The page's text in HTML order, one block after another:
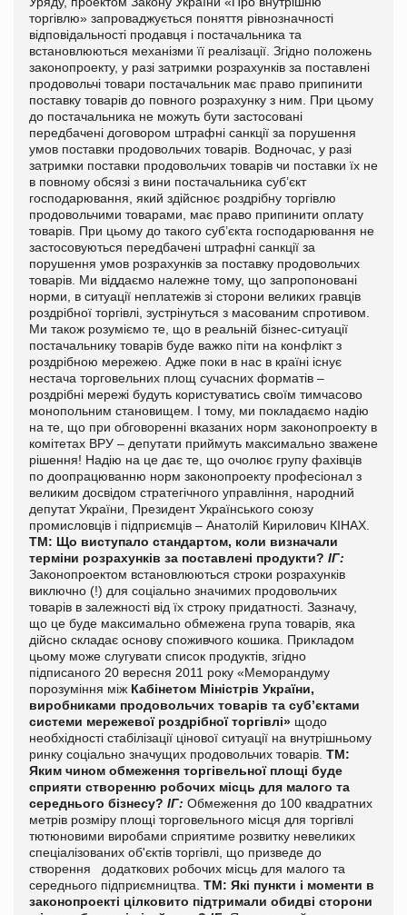
торгівлю» запроваджується поняття рівнозначності
відповідальності продавця і постачальника та
встановлюються механізми її реалізації. Згідно положень
законопроекту, у разі затримки розрахунків за поставлені
продовольчі товари постачальник має право припинити
поставку товарів до повного розрахунку з ним. При цьому
до постачальника не можуть бути застосовані
передбачені договором штрафні санкції за порушення
умов поставки продовольчих товарів. Водночас, у разі
затримки поставки продовольчих товарів чи поставки їх не
в повному обсязі з вини постачальника суб’єкт
господарювання, який здійснює роздрібну торгівлю
продовольчими товарами, має право припинити оплату
товарів. При цьому до такого суб’єкта господарювання не
застосовуються передбачені штрафні санкції за
порушення умов розрахунків за поставку продовольчих
товарів. Ми віддаємо належне тому, що запропоновані
норми, в ситуації неплатежів зі сторони великих гравців
роздрібної торгівлі, зустрінуться з масованим спротивом.
Ми також розуміємо те, що в реальній бізнес-ситуації
постачальнику товарів буде важко піти на конфлікт з
роздрібною мережею. Адже поки в нас в країні існує
нестача торговельних площ сучасних форматів –
роздрібні мережі будуть користуватись своїм тимчасово
монопольним становищем. І тому, ми покладаємо надію
на те, що при обговоренні вказаних норм законопроекту в
комітетах ВРУ – депутати приймуть максимально зважене
рішення! Надію на це дає те, що очолює групу фахівців
по доопрацюванню норм законопроекту професіонал з
великим досвідом стратегічного управління, народний
депутат України, Президент Українського союзу
промисловців і підприємців – Анатолій Кирилович КІНАХ.
ТМ: Що виступало стандартом, коли визначали
терміни розрахунків за поставлені продукти? ІГ:
Законопроектом встановлюються строки розрахунків
виключно (!) для соціально значимих продовольчих
товарів в залежності від їх строку придатності. Зазначу,
що це буде максимально обмежена група товарів, яка
дійсно складає основу споживчого кошика. Прикладом
цьому може слугувати список продуктів, згідно
підписаного 20 вересня 2011 року «Меморандуму
порозуміння між Кабінетом Міністрів України,
виробниками продовольчих товарів та суб’єктами
системи мережевої роздрібної торгівлі» щодо
необхідності стабілізації цінової ситуації на внутрішньому
ринку соціально значущих продовольчих товарів. ТМ:
Яким чином обмеження торгівельної площі буде
сприяти створенню робочих місць для малого та
середнього бізнесу? ІГ: Обмеження до 100 квадратних
метрів розміру площі торговельного місця для торгівлі
тютюновими виробами сприятиме розвитку невеликих
спеціалізованих об'єктів торгівлі, що призведе до
створення додаткових робочих місць для малого та
середнього підприємництва. ТМ: Які пункти і моменти в
законопроекті цілковито підтримали обидві сторони